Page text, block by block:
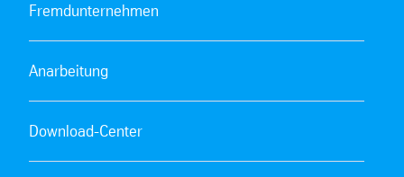
Fremdunternehmen
Anarbeitung
Download-Center